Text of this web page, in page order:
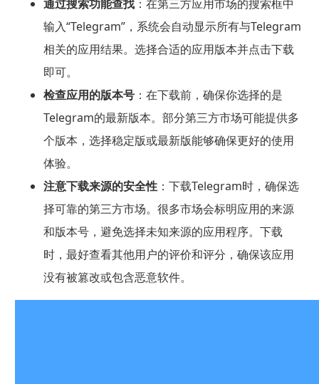
通过搜索功能查找：在第三方应用市场的搜索框中
输入“Telegram”，系统会自动显示所有与Telegram
相关的应用结果。选择合适的应用版本并点击下载
即可。
检查应用的版本号：在下载前，确保你选择的是
Telegram的最新版本。部分第三方市场可能提供多
个版本，选择稳定版或最新版能够确保更好的使用
体验。
注意下载来源的安全性：下载Telegram时，确保选
择可靠的第三方市场。很多市场会标明应用的来源
和版本号，避免选择未知来源的应用程序。下载
时，最好查看其他用户的评价和评分，确保该应用
没有被篡改或包含恶意软件。